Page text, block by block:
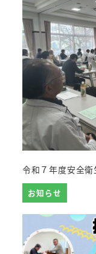
令和７年度安全衛
お知らせ